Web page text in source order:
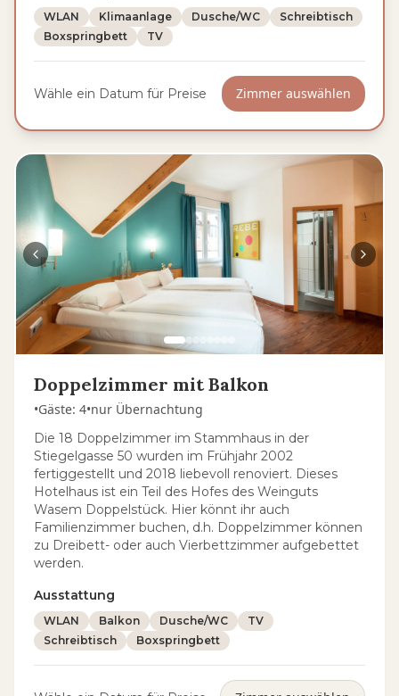
WLAN Klimaanlage Dusche/WC
Schreibtisch
Boxspringbett
TV
Wähle ein Datum für Preise Zimmer auswählen
Doppelzimmer mit Balkon
•Gäste: 4•nur Übernachtung
Die 18 Doppelzimmer im Stammhaus in der
Stiegelgasse 50 wurden im Frühjahr 2002
fertiggestellt und 2018 liebevoll renoviert. Dieses
Hotelhaus ist ein Teil des Hofes des Weinguts
Wasem Doppelstück. Hier könnt ihr auch
Familienzimmer buchen, d.h. Doppelzimmer können
zu Dreibett- oder auch Vierbettzimmer aufgebettet
werden.
Ausstattung
WLAN Balkon Dusche/WC
TV
Schreibtisch
Boxspringbett